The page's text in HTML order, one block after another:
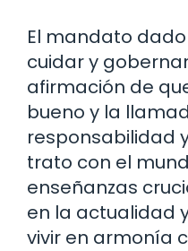
El mandato
cuidar y
afirmación de
bueno y la
responsabilidad
trato con el
enseñanzas
en la actualidad
vivir en armonía